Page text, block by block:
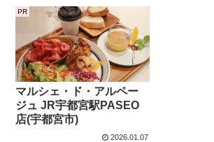
PR
マルシェ・ド・アルペー
ジュ JR宇都宮駅PASEO
店(宇都宮市)
2026.01.07